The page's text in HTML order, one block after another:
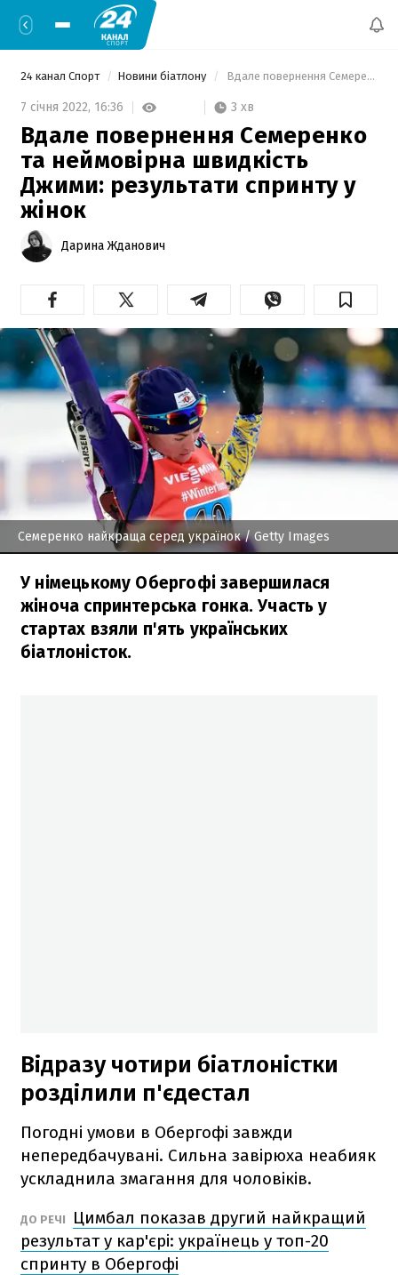
24 канал Спорт Новини біатлону Вдале повернення Семеренко та неймовірна швидкість Джими: результати спринту у жінок
7 січня 2022, 16:36 3 хв
Вдале повернення Семеренко
та неймовірна швидкість
Джими: результати спринту у
жінок
Дарина Жданович
Семеренко найкраща серед українок/ Getty Images
У німецькому Обергофі завершилася
жіноча спринтерська гонка. Участь у
стартах взяли п'ять українських
біатлоністок.
Відразу чотири біатлоністки
розділили п'єдестал
Погодні умови в Обергофі завжди
непередбачувані. Сильна завірюха неабияк
ускладнила змагання для чоловіків.
ДО РЕЧІ
Цимбал показав другий найкращий
результат у кар'єрі: українець у топ-20
спринту в Обергофі